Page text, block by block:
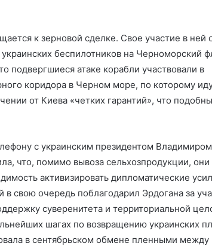
к зерновой сделке. Свое участие в ней
беспилотников на Черноморский
подвергшиеся атаке корабли участвовали в
коридора в Черном море, по которому
от Киева «четких гарантий», что
с украинским президентом Владимиром
что, помимо вывоза сельхозпродукции, они
активизировать дипломатические
в свою очередь поблагодарил Эрдогана за
суверенитета и территориальной
шагах по возвращению украинских
в сентябрьском обмене пленными